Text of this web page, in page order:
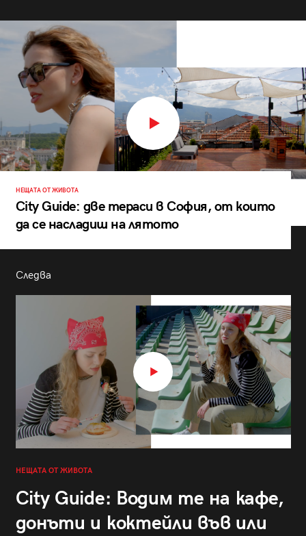
НЕЩАТА ОТ ЖИВОТА
City Guide: две тераси в София, от които
да се насладиш на лятото
Следва
НЕЩАТА ОТ ЖИВОТА
City Guide: Водим те на кафе,
донъти и коктейли във или